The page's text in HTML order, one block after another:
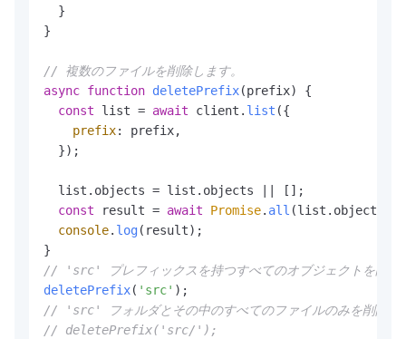
  }
}
// 複数のファイルを削除します。
async function deletePrefix(prefix) {
const list = await client. list ({
prefix: prefix,
  });
  list.
objects = list. objects || [];
const result = await Promise. all (list. objects
console. log(result);
// 'src' プレフィックスを持つすべてのオブジェクトを
deletePrefix( 'src'
// 'src' フォルダとその中のすべてのファイルのみを削
// deletePrefix('src/');